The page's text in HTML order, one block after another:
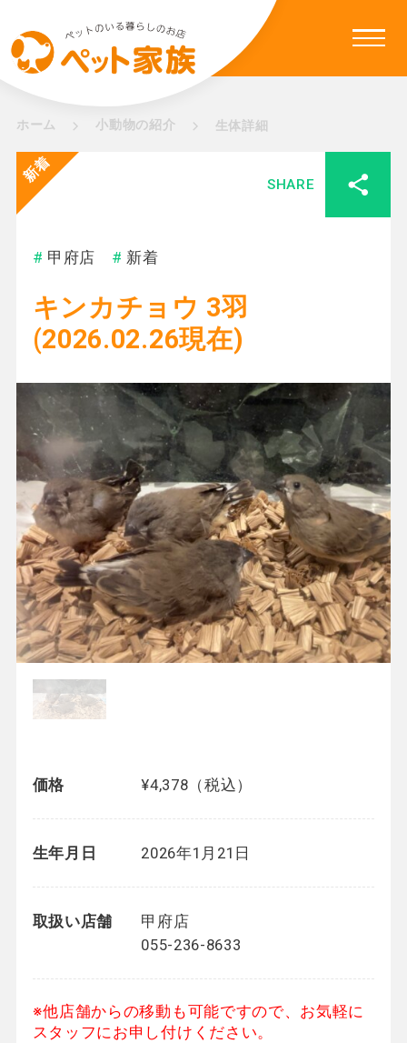
ホーム 小動物の紹介 生体詳細
新着 SHARE
甲府店 新着
キンカチョウ 3羽
(2026.02.26現在)
価格 ¥4,378（税込）
生年月日 2026年1月21日
取扱い店舗
甲府店
055-236-8633
※他店舗からの移動も可能ですので、お気軽に
スタッフにお申し付けください。